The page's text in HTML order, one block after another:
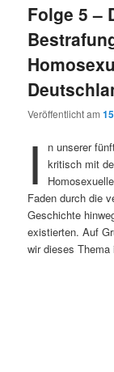
Folge 5 –
Veröffentlicht am
I
n unserer
kritisch mit
Faden durch die
Geschichte
existierten. Auf
wir dieses